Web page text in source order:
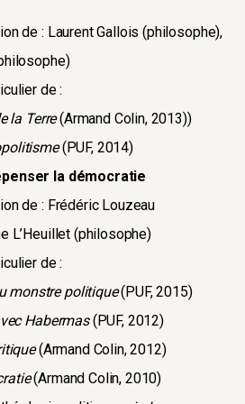
du séminaire, dont chacune
à un des aspects de
un(e) théologien(ne)
vue de discuter certains
l’auteur en sa présence.
de : Laurent Gallois (philosophe),
de :
la Terre(Armand Colin, 2013))
(PUF, 2014)
la démocratie
de : Frédéric Louzeau
L’Heuillet (philosophe)
de :
monstre politique(PUF, 2015)
Habermas(PUF, 2012)
(Armand Colin, 2012)
(Armand Colin, 2010)